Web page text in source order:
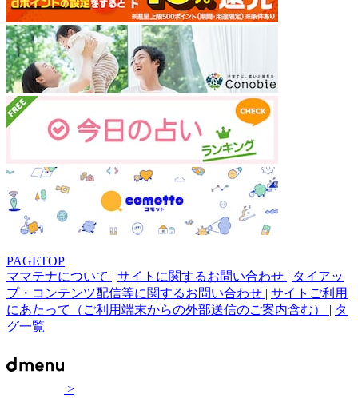
PAGETOP
ママテナについて | サイトに関するお問い合わせ | タイアッ
プ・コンテンツ配信等に関するお問い合わせ | サイトご利用
にあたって（ご利用端末からの外部送信のご案内含む） | タ
グ一覧
>